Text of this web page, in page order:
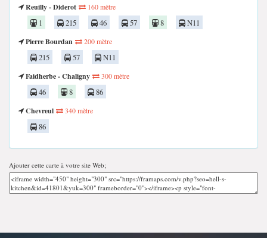
Reuilly - Diderot
160 mètre
1 215 46 57 8
N11
Pierre Bourdan
200 mètre
215 57
N11
Faidherbe - Chaligny
300 mètre
46 8
86
Chevreul
340 mètre
86
Ajouter cette carte à votre site Web;